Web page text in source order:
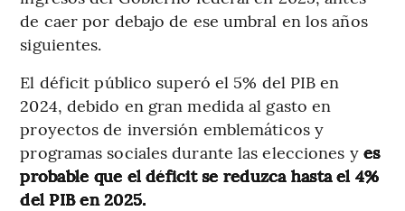
de caer por debajo de ese umbral en los años
siguientes.
El déficit público superó el 5% del PIB en
2024, debido en gran medida al gasto en
proyectos de inversión emblemáticos y
programas sociales durante las elecciones y es
probable que el déficit se reduzca hasta el 4%
del PIB en 2025.